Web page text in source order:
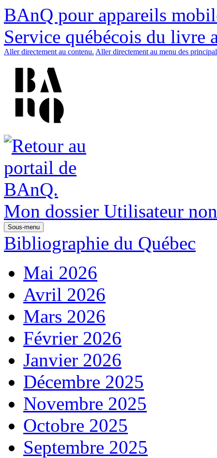
BAnQ pour appareils
Service québécois du livre
Aller directement au contenu. Aller directement au menu des
Mon dossier Utilisateur
Sous-menu
Bibliographie du Québec
Mai 2026
Avril 2026
Mars 2026
Février 2026
Janvier 2026
Décembre 2025
Novembre 2025
Octobre 2025
Septembre 2025